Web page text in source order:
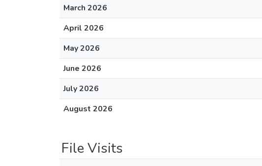
March 2026
April 2026
May 2026
June 2026
July 2026
August 2026
File Visits